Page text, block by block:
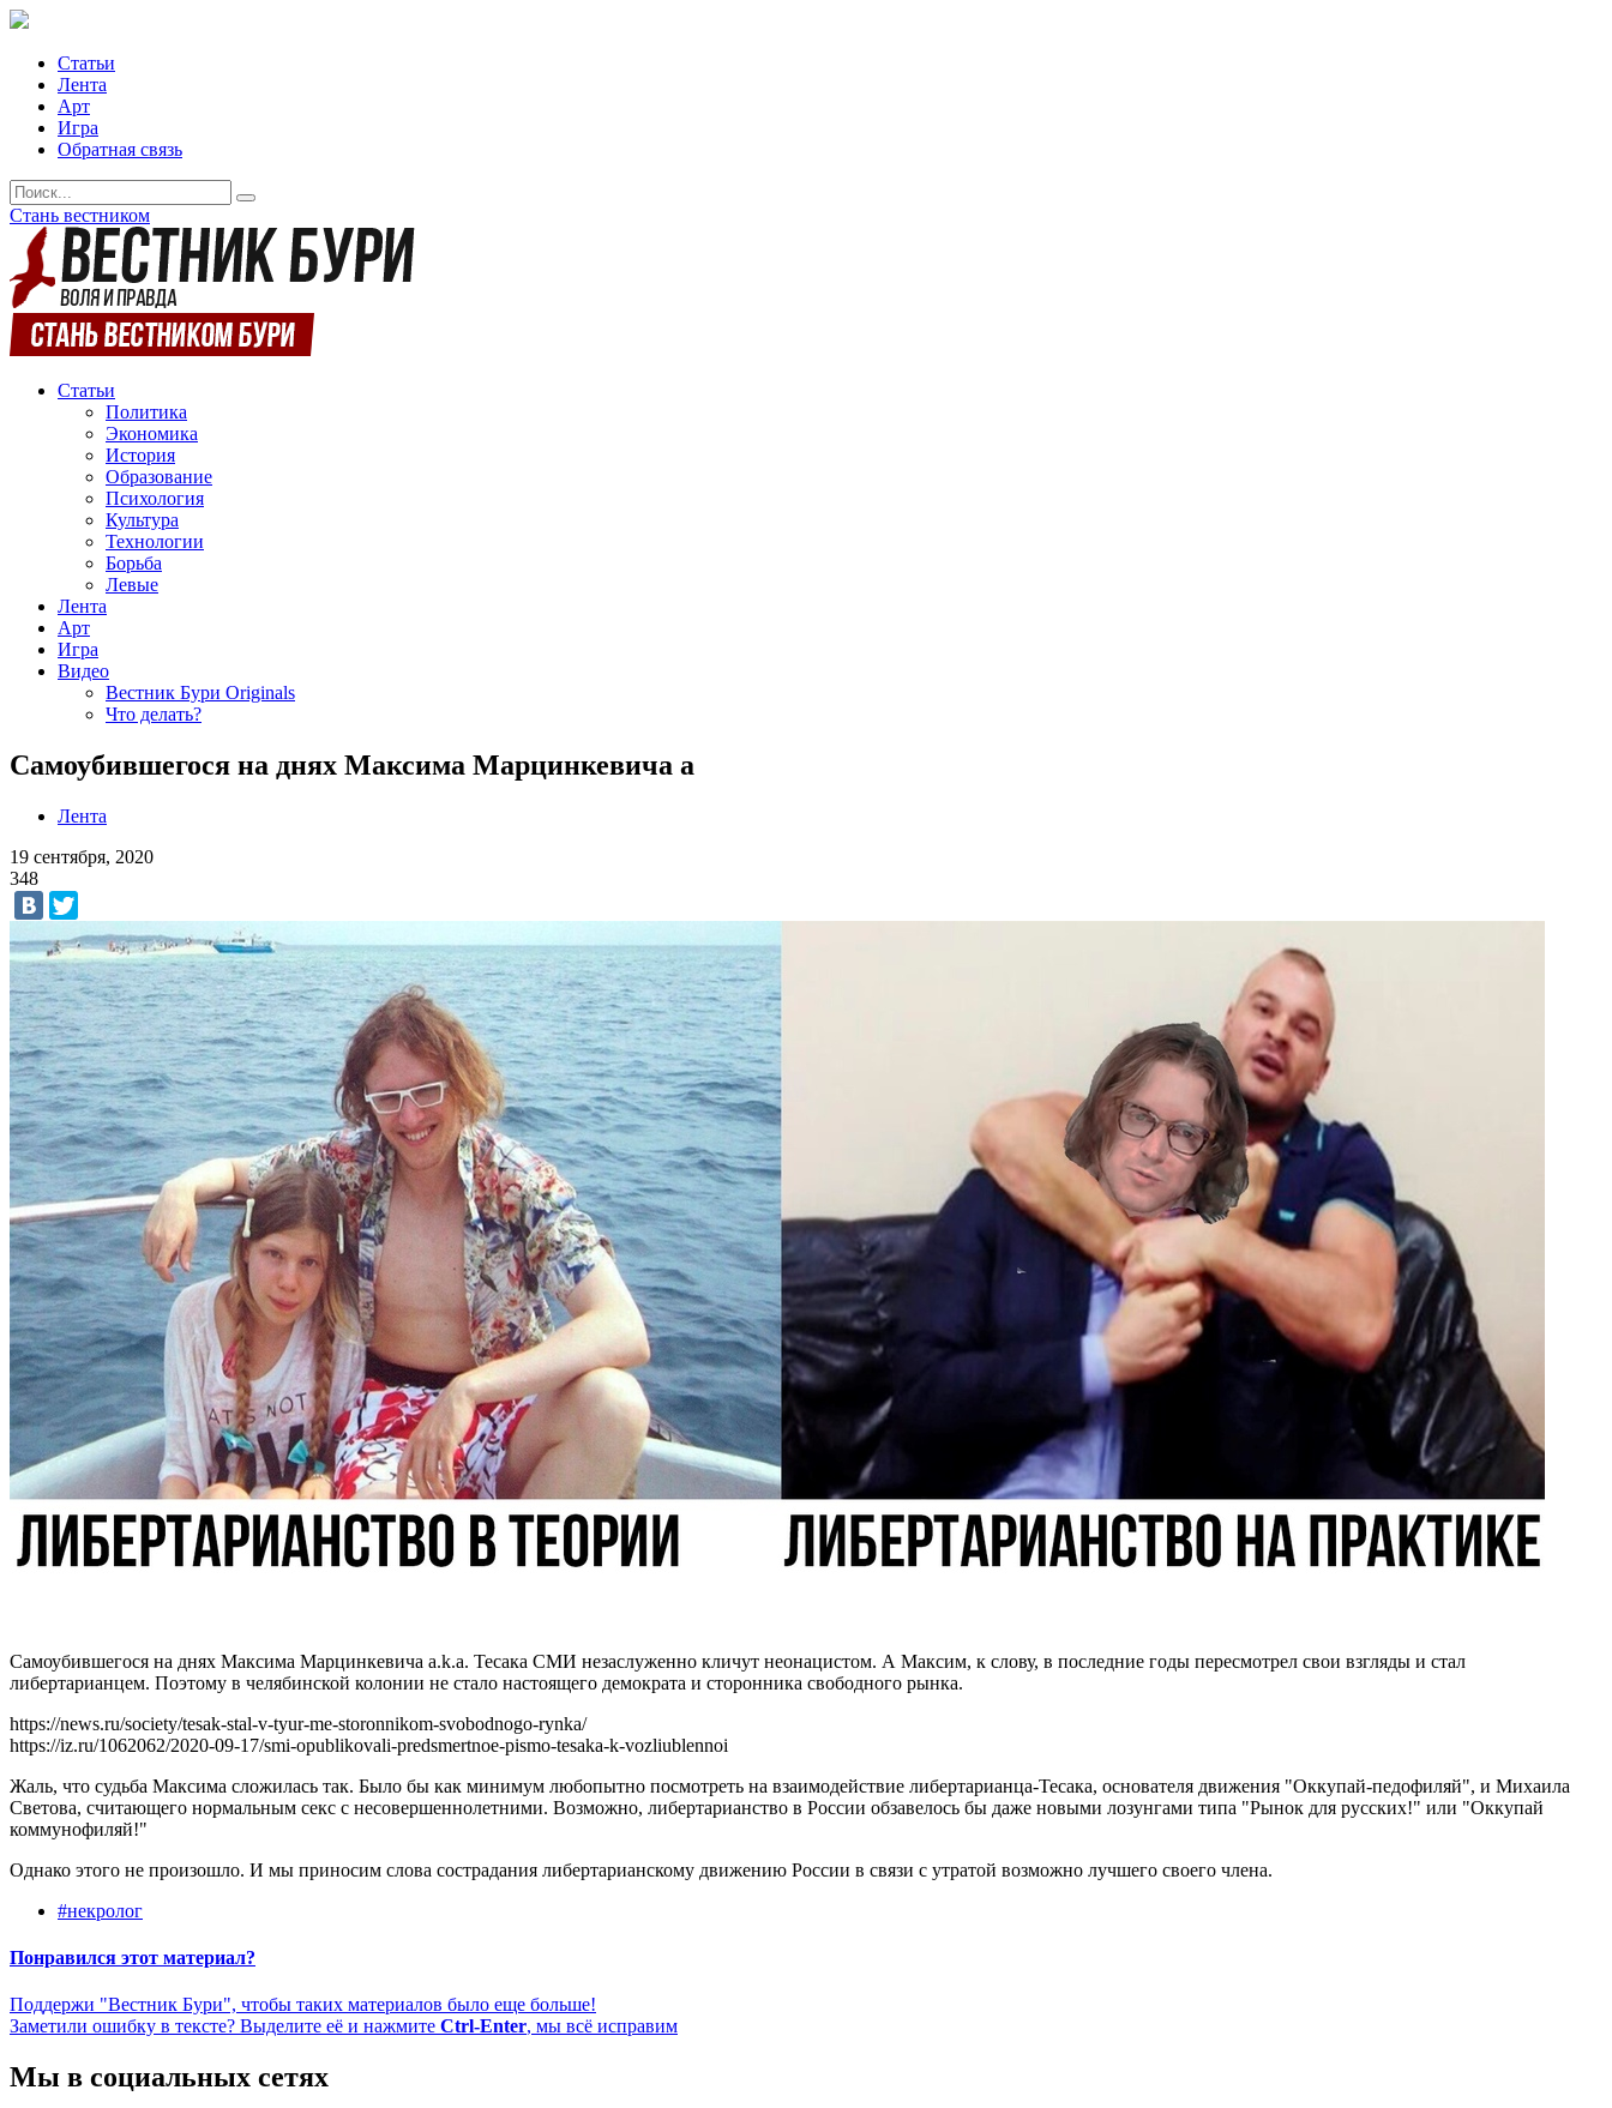
Статьи
Лента
Арт
Игра
Обратная связь
Стань вестником
Статьи
Политика
Экономика
История
Образование
Психология
Культура
Технологии
Борьба
Левые
Лента
Арт
Игра
Видео
Вестник Бури Originals
Что делать?
Самоубившегося на днях Максима Марцинкевича a
Лента
19 сентября, 2020
348
Самоубившегося на днях Максима Марцинкевича a.k.a. Тесака СМИ незаслуженно кличут неонацистом. А Максим, к слову, в последние годы пересмотрел свои взгляды и стал
либертарианцем. Поэтому в челябинской колонии не стало настоящего демократа и сторонника свободного рынка.
https://news.ru/society/tesak-stal-v-tyur-me-storonnikom-svobodnogo-rynka/
https://iz.ru/1062062/2020-09-17/smi-opublikovali-predsmertnoe-pismo-tesaka-k-vozliublennoi
Жаль, что судьба Максима сложилась так. Было бы как минимум любопытно посмотреть на взаимодействие либертарианца-Тесака, основателя движения "Оккупай-педофиляй", и Михаила
Светова, считающего нормальным секс с несовершеннолетними. Возможно, либертарианство в России обзавелось бы даже новыми лозунгами типа "Рынок для русских!" или "Оккупай
коммунофиляй!"
Однако этого не произошло. И мы приносим слова сострадания либертарианскому движению России в связи с утратой возможно лучшего своего члена.
#некролог
Понравился этот материал?
Поддержи "Вестник Бури", чтобы таких материалов было еще больше!
Заметили ошибку в тексте? Выделите её и нажмите Ctrl-Enter, мы всё исправим
Мы в социальных сетях